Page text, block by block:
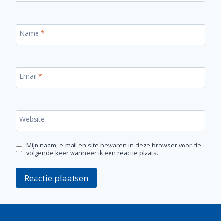
Name *
Email *
Website
Mijn naam, e-mail en site bewaren in deze browser voor de
volgende keer wanneer ik een reactie plaats.